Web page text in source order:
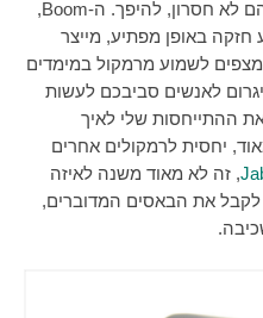
לא חסרון, להיפך. ה-Boom
,
באופן מפתיע, מייצר
לשמוע מרמקול במימדים
לאנשים סביבכם לעשות
ההתייחסות שלי לאיך
יחסית לרמקולים אחרים
, זה לא מאוד משנה לאיזה
לקבל את הבאסים המדוברים,